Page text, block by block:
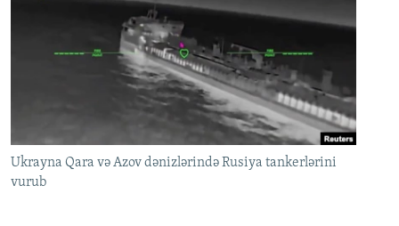
Ukrayna Qara və Azov dənizlərində Rusiya tankerlərini
vurub